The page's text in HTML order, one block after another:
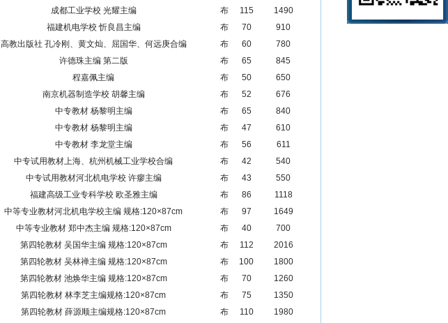
成都工业学校 光耀主编 布 115
1490
福建机电学校 忻良昌主编 布 70
910
高教出版社 孔冷刚、黄文灿、屈国华、何远庚合编 布 60
780
许德珠主编 第二版 布 65
845
程嘉佩主编 布 50
650
南京机器制造学校 胡馨主编 布 52
676
中专教材 杨黎明主编 布 65
840
中专教材 杨黎明主编 布 47
610
中专教材 李龙堂主编 布 56
611
中专试用教材上海、杭州机械工业学校合编 布 42
540
中专试用教材河北机电学校 许瘳主编 布 43
550
福建高级工业专科学校 欧圣雅主编 布 86
1118
中等专业教材河北机电学校主编 规格:120×87cm 布 97
1649
中等专业教材 郑中杰主编 规格:120×87cm 布 40
700
第四轮教材 吴国华主编 规格:120×87cm 布 112
2016
第四轮教材 吴林禅主编 规格:120×87cm 布 100
1800
第四轮教材 池焕华主编 规格:120×87cm 布 70
1260
第四轮教材 林李芝主编规格:120×87cm 布 75
1350
第四轮教材 薛源顺主编规格:120×87cm 布 110
1980